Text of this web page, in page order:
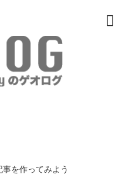
を作ってみよう